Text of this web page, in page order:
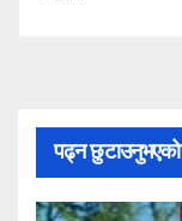
पढ्न छुटाउनुभएको